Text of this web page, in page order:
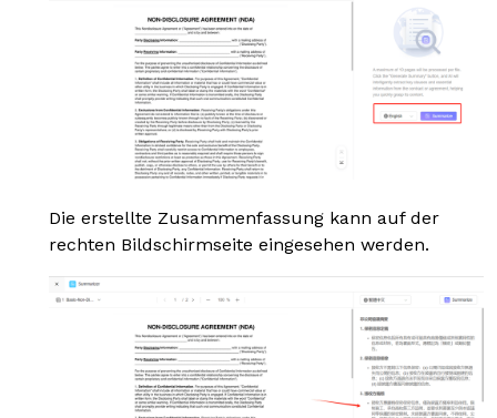
Die erstellte Zusammenfassung kann auf der
rechten Bildschirmseite eingesehen werden.